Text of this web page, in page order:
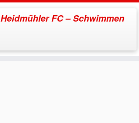
Heidmühler FC – Schwimmen